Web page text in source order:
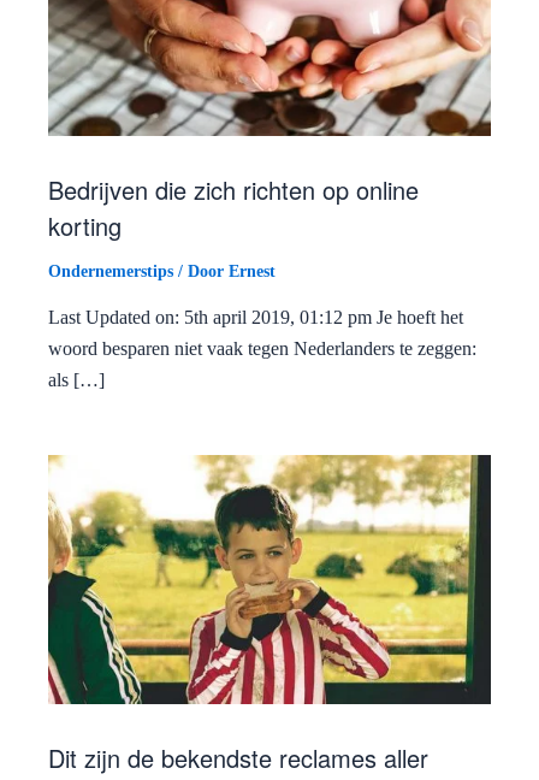
Bedrijven die zich richten op online
korting
Ondernemerstips / Door Ernest
Last Updated on: 5th april 2019, 01:12 pm Je hoeft het
woord besparen niet vaak tegen Nederlanders te zeggen:
als […]
Dit zijn de bekendste reclames aller